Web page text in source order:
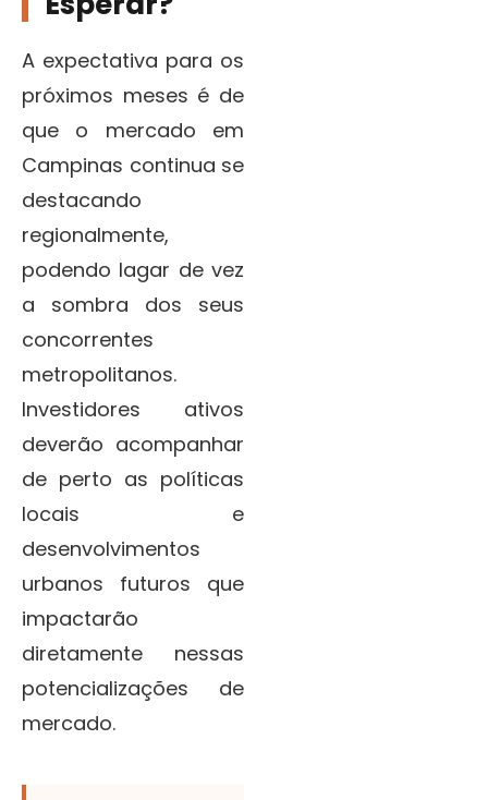
A expectativa para os
próximos meses é de
que o mercado em
Campinas continua se
destacando
regionalmente,
podendo lagar de vez
a sombra dos seus
concorrentes
metropolitanos.
Investidores ativos
deverão acompanhar
de perto as políticas
locais e
desenvolvimentos
urbanos futuros que
impactarão
diretamente nessas
potencializações de
mercado.